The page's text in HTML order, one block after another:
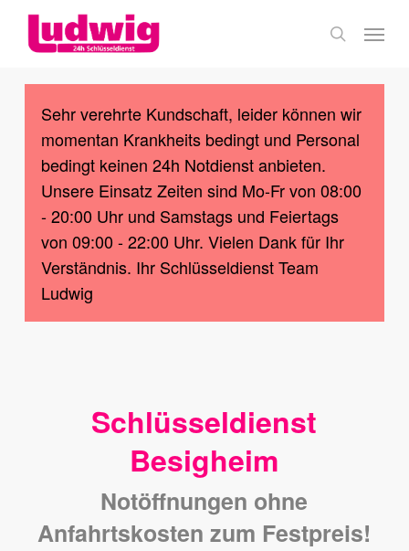
Skip
content
search
Menu
Sehr verehrte Kundschaft, leider können wir
momentan Krankheits bedingt und Personal
bedingt keinen 24h Notdienst anbieten.
Unsere Einsatz Zeiten sind Mo-Fr von 08:00
- 20:00 Uhr und Samstags und Feiertags
von 09:00 - 22:00 Uhr. Vielen Dank für Ihr
Verständnis. Ihr Schlüsseldienst Team
Ludwig
Schlüsseldienst
Besigheim
Notöffnungen ohne
Anfahrtskosten zum Festpreis!